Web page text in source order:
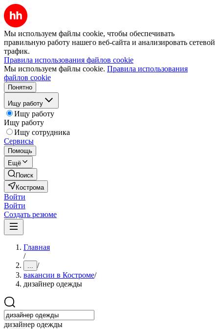
Мы используем файлы cookie, чтобы обеспечивать
правильную работу нашего веб-сайта и анализировать сетевой
трафик.
Правила использования файлов cookie
Мы используем файлы cookie. Правила использования
файлов cookie
Понятно
Ищу работу
Ищу работу
Ищу работу
Ищу сотрудника
Сервисы
Помощь
Ещё
Поиск
Кострома
Войти
Войти
Создать резюме
Главная
/
... /
вакансии в Костроме/
дизайнер одежды
дизайнер одежды